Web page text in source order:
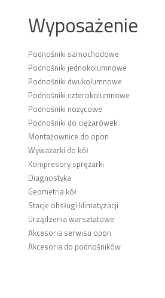
Wyposażenie
Podnośniki samochodowe
Podnośniki jednokolumnowe
Podnośniki dwukolumnowe
Podnośniki czterokolumnowe
Podnośniki nożycowe
Podnośniki do ciężarówek
Montażownice do opon
Wyważarki do kół
Kompresory sprężarki
Diagnostyka
Geometria kół
Stacje obsługi klimatyzacji
Urządzenia warsztatowe
Akcesoria serwisu opon
Akcesoria do podnośników